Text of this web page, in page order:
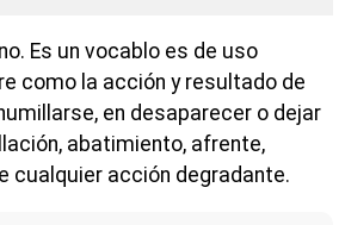
Es un vocablo es de uso
como la acción y resultado de
en desaparecer o dejar
abatimiento, afrente,
cualquier acción degradante.